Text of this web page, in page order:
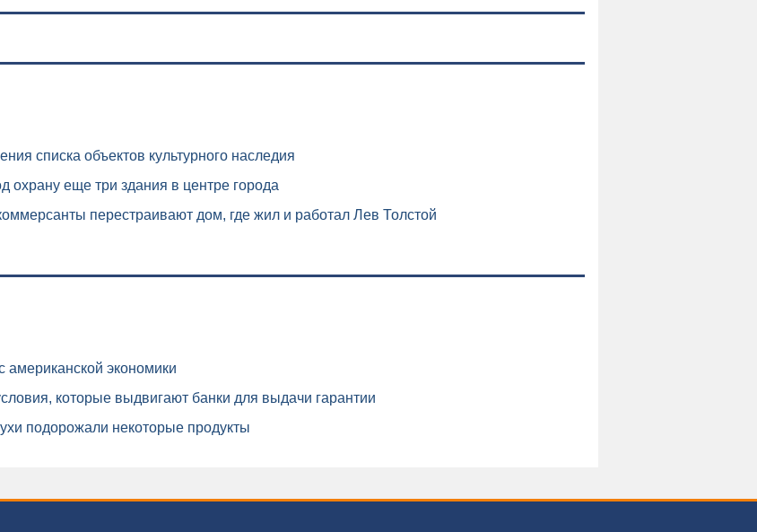
списка объектов культурного наследия
охрану еще три здания в центре города
перестраивают дом, где жил и работал Лев Толстой
американской экономики
которые выдвигают банки для выдачи гарантии
подорожали некоторые продукты